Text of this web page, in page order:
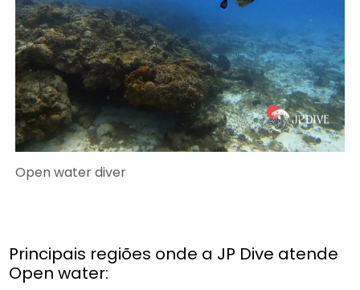
Open water diver
Principais regiões onde a JP Dive atende
Open water: